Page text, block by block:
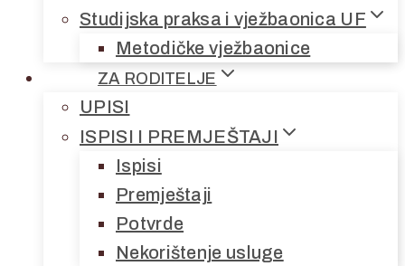
Studijska praksa i vježbaonica UF
Metodičke vježbaonice
ZA RODITELJE
UPISI
ISPISI I PREMJEŠTAJI
Ispisi
Premještaji
Potvrde
Nekorištenje usluge